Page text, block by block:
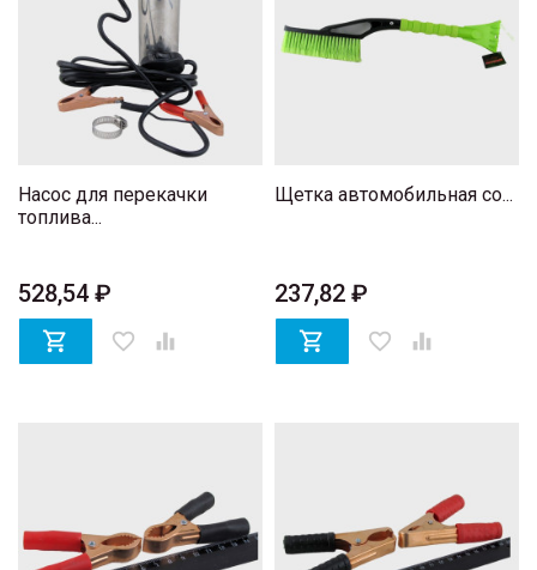
Насос для перекачки
топлива...
528,54 ₽
 favorite_border 
Щетка автомобильная со...
237,82 ₽
 favorite_border 